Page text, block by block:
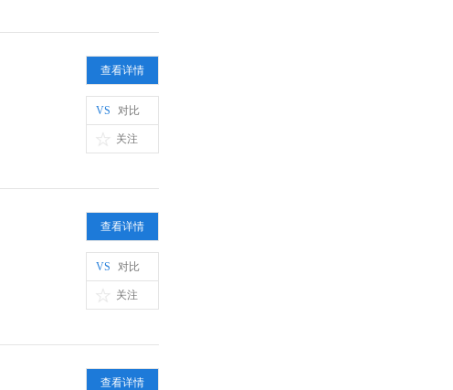
查看详情
VS 对比
关注
查看详情
VS 对比
关注
查看详情